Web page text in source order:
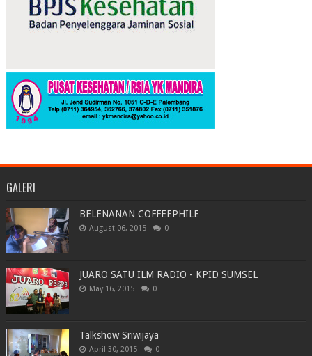
GALERI
BELENANAN COFFEEPHILE
August 06, 2015 0
JUARO SATU ILM RADIO - KPID SUMSEL
May 16, 2015 0
Talkshow Sriwijaya
April 30, 2015 0